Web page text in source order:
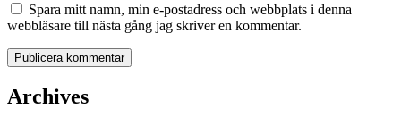
Spara mitt namn, min e-postadress och webbplats i denna
webbläsare till nästa gång jag skriver en kommentar.
Archives